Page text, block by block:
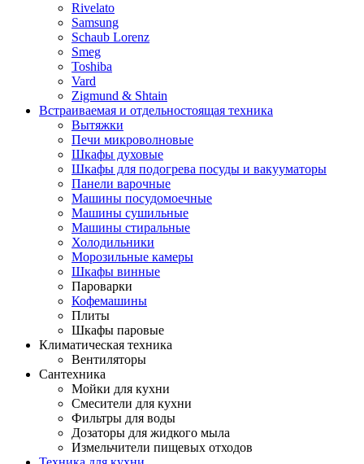
Rivelato
Samsung
Schaub Lorenz
Smeg
Toshiba
Vard
Zigmund & Shtain
Встраиваемая и отдельностоящая техника
Вытяжки
Печи микроволновые
Шкафы духовые
Шкафы для подогрева посуды и вакууматоры
Панели варочные
Машины посудомоечные
Машины сушильные
Машины стиральные
Холодильники
Морозильные камеры
Шкафы винные
Пароварки
Кофемашины
Плиты
Шкафы паровые
Климатическая техника
Вентиляторы
Сантехника
Мойки для кухни
Смесители для кухни
Фильтры для воды
Дозаторы для жидкого мыла
Измельчители пищевых отходов